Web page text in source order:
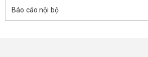
Báo cáo nội bộ